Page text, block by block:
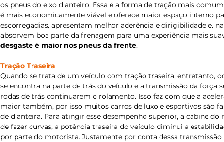
os pneus do eixo dianteiro. Essa é a forma de tração mais
é mais economicamente viável e oferece maior espaço interno
escorregadias, apresentam melhor aderência e dirigibilidade e,
absorvem boa parte da frenagem para uma experiência mais
desgaste é maior nos pneus da frente.
Tração Traseira
Quando se trata de um veículo com tração traseira, entretanto,
se encontra na parte de trás do veículo e a transmissão da força
rodas de trás continuarem o rolamento. Isso faz com que a
maior também, por isso muitos carros de luxo e esportivos são
de dianteira. Para atingir esse desempenho superior, a cabine
de fazer curvas, a potência traseira do veículo diminui a
por parte do motorista. Justamente por conta dessa transmissão